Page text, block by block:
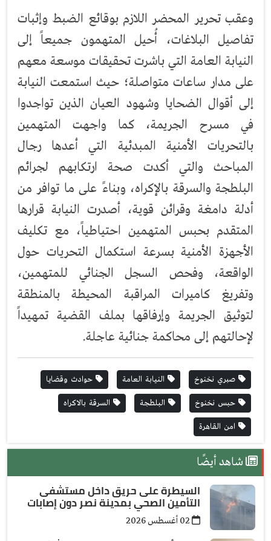
وعقب تحرير المحضر اللازم بوقائع الضبط وإثبات
تفاصيل البلاغات، أُحيل المتهمون جميعاً إلى
النيابة العامة التي باشرت تحقيقات موسعة معهم
على مدار ساعات متواصلة؛ حيث استمعت النيابة
إلى أقوال الضحايا وشهود العيان الذين تواجدوا
في مسرح الجريمة، كما واجهت المتهمين
بالتحريات الأمنية المبدئية التي أعدها رجال
المباحث والتي أكدت صحة ارتكابهم لجرائم
البلطجة والسرقة بالإكراه، وبناءً على ما توافر من
أدلة دامغة وقرائن قوية، أصدرت النيابة قرارها
المتقدم بحبس المتهمين احتياطياً، مع تكليف
الأجهزة الأمنية بسرعة استكمال التحريات حول
الواقعة، وفحص السجل الجنائي للمتهمين،
وتفريغ كاميرات المراقبة المحيطة بالمنطقة
لتوثيق الجريمة وإرفاقها بملف القضية تمهيداً
لإحالتهم إلى محاكمة جنائية عاجلة.
صبري نخنوخ النيابة العامة
حوادث وقضايا
حبس نخنوخ
البلطجة
السرقة بالاكراه
امن القاهرة
شاهد أيضًا
السيطرة على حريق داخل مستشفى
التأمين الصحي بمدينة نصر دون إصابات